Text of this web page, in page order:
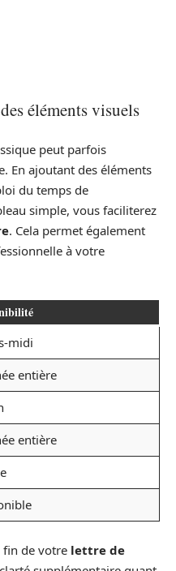
éléments visuels
peut parfois
En ajoutant des éléments
du temps de
simple, vous faciliterez
. Cela permet également
à votre
midi
entière
entière
fin de votre lettre de